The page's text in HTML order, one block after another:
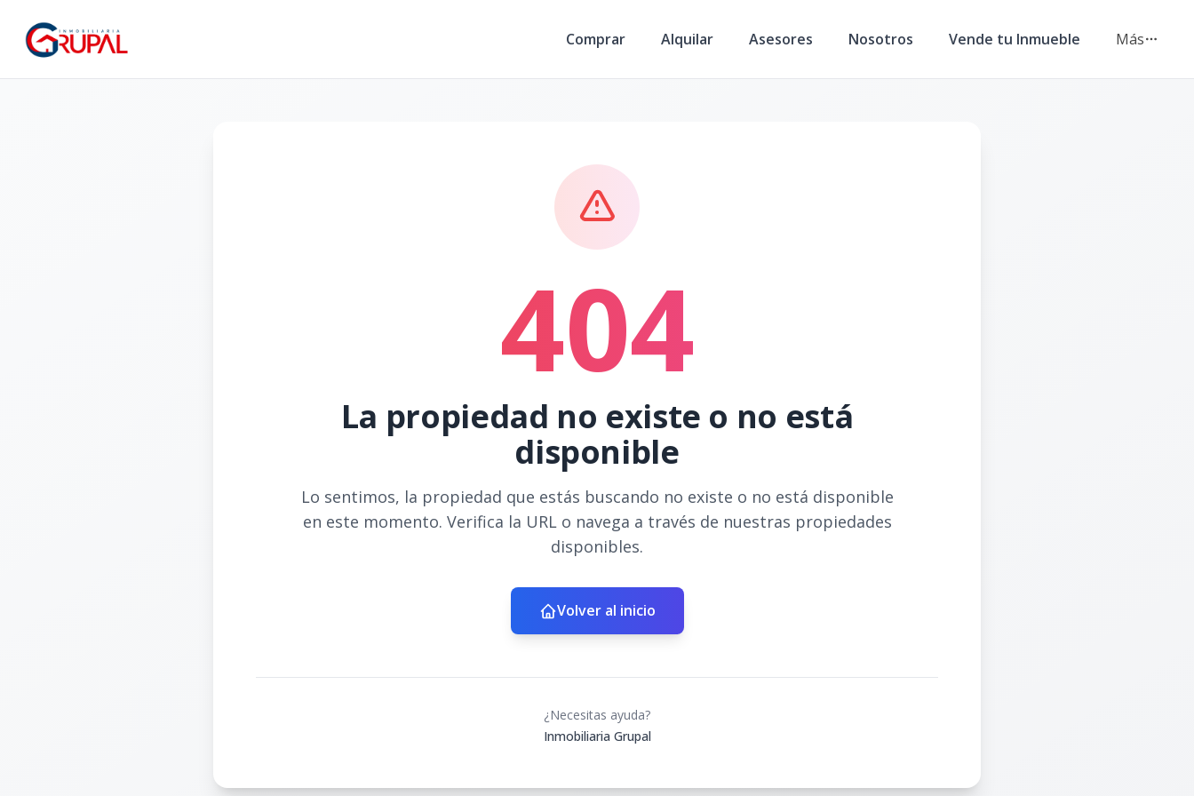
Comprar Alquilar Asesores Nosotros Vende tu Inmueble Más
404
La propiedad no existe o no está
disponible
Lo sentimos, la propiedad que estás buscando no existe o no está disponible
en este momento. Verifica la URL o navega a través de nuestras propiedades
disponibles.
Volver al inicio
¿Necesitas ayuda?
Inmobiliaria Grupal